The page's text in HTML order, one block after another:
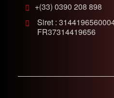
+(33) 0390 208 898
Siret :
FR37314419656